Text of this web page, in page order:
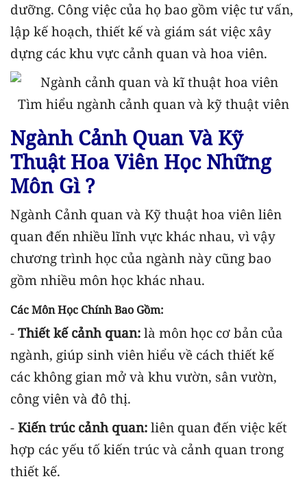
dưỡng. Công việc của họ bao gồm việc tư vấn,
lập kế hoạch, thiết kế và giám sát việc xây
dựng các khu vực cảnh quan và hoa viên.
Tìm hiểu ngành cảnh quan và kỹ thuật viên
Ngành Cảnh Quan Và Kỹ
Thuật Hoa Viên Học Những
Môn Gì ?
Ngành Cảnh quan và Kỹ thuật hoa viên liên
quan đến nhiều lĩnh vực khác nhau, vì vậy
chương trình học của ngành này cũng bao
gồm nhiều môn học khác nhau.
Các Môn Học Chính Bao Gồm:
- Thiết kế cảnh quan: là môn học cơ bản của
ngành, giúp sinh viên hiểu về cách thiết kế
các không gian mở và khu vườn, sân vườn,
công viên và đô thị.
- Kiến trúc cảnh quan: liên quan đến việc kết
hợp các yếu tố kiến ​​trúc và cảnh quan trong
thiết kế.